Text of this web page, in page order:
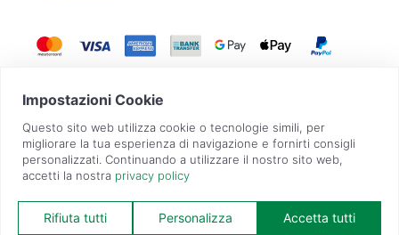
GadgetZilla è un Brand di Overbi S.r.l.| realizzato con Contit
| © 2026 Tutti
i diritti riservati | P.IVA: 09351560967